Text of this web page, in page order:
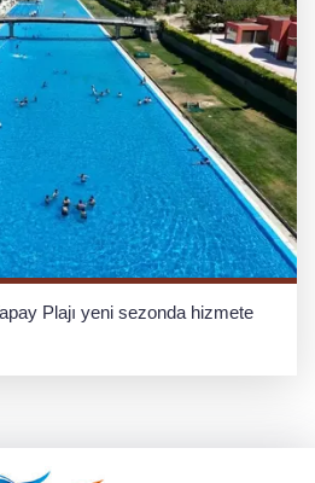
Plajı yeni sezonda hizmete